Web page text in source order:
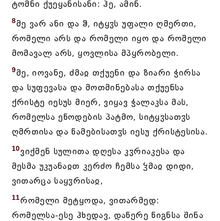
ტომნი ქუეყანისანი: ჰე, ამინ.
8მე ვარ ანი და ჵ, იტყჳს უფალი ღმერთი,
რომელი არს და რომელი იყო და რომელი
მომავალ არს, ყოვლისა მპყრობელი.
9მე, იოვანე, ძმაჲ თქუენი და ზიარი ჭირსა
და სუფევასა და მოთმინებასა თქუენსა
ქრისტე იესუს მიერ, ვიყავ ჭალაკსა მას,
რომელსა ეწოდების პატმო, სიტყჳსათჳს
ღმრთისა და წამებისათჳს იესუ ქრისტესისა.
10ვიქმენ სულითა დღესა კჳრიაკესა და
მესმა უკუანაჲთ კერძო ჩემსა ჴმაჲ დიდი,
ვითარცა საყჳრისაჲ,
11რომელი მეტყოდა, ვითარმედ:
რომელსა-ესე ჰხედავ, დაწერე წიგნსა შინა